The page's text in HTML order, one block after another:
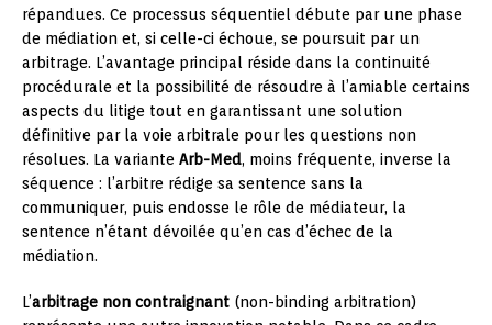
répandues. Ce processus séquentiel débute par une phase
de médiation et, si celle-ci échoue, se poursuit par un
arbitrage. L’avantage principal réside dans la continuité
procédurale et la possibilité de résoudre à l’amiable certains
aspects du litige tout en garantissant une solution
définitive par la voie arbitrale pour les questions non
résolues. La variante Arb-Med, moins fréquente, inverse la
séquence : l’arbitre rédige sa sentence sans la
communiquer, puis endosse le rôle de médiateur, la
sentence n’étant dévoilée qu’en cas d’échec de la
médiation.
L’arbitrage non contraignant (non-binding arbitration)